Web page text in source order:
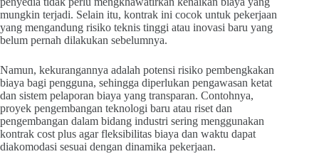
mungkin terjadi. Selain itu, kontrak ini cocok untuk pekerjaan
yang mengandung risiko teknis tinggi atau inovasi baru yang
belum pernah dilakukan sebelumnya.
Namun, kekurangannya adalah potensi risiko pembengkakan
biaya bagi pengguna, sehingga diperlukan pengawasan ketat
dan sistem pelaporan biaya yang transparan. Contohnya,
proyek pengembangan teknologi baru atau riset dan
pengembangan dalam bidang industri sering menggunakan
kontrak cost plus agar fleksibilitas biaya dan waktu dapat
diakomodasi sesuai dengan dinamika pekerjaan.